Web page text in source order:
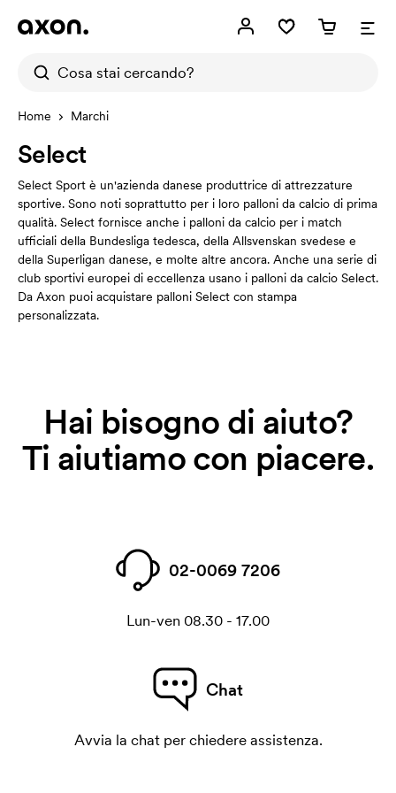
Home Marchi
Select
Select Sport è un'azienda danese produttrice di attrezzature
sportive. Sono noti soprattutto per i loro palloni da calcio di prima
qualità. Select fornisce anche i palloni da calcio per i match
ufficiali della Bundesliga tedesca, della Allsvenskan svedese e
della Superligan danese, e molte altre ancora. Anche una serie di
club sportivi europei di eccellenza usano i palloni da calcio Select.
Da Axon puoi acquistare palloni Select con stampa
personalizzata.
Hai bisogno di aiuto?
Ti aiutiamo con piacere.
02-0069 7206
Lun-ven 08.30 - 17.00
Chat
Avvia la chat per chiedere assistenza.